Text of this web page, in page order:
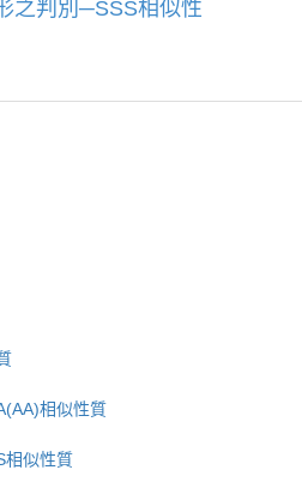
之判別─SSS相似性
相似性質
相似性質